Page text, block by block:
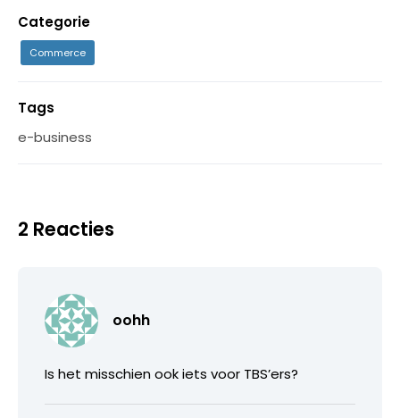
Categorie
Commerce
Tags
e-business
2 Reacties
oohh
Is het misschien ook iets voor TBS’ers?